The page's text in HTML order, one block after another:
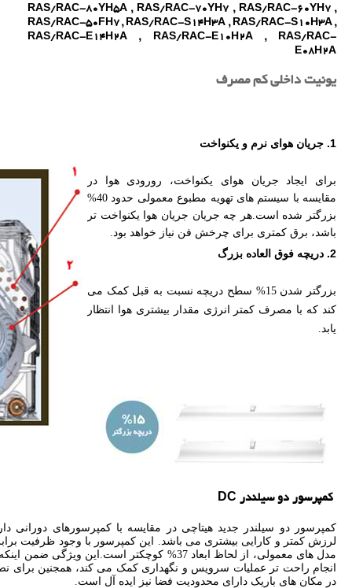
RAS/RAC-80YH5A , RAS/RAC-70YH7 , RAS/RAC-60YH7 ,
RAS/RAC-50FH7 , RAS/RAC-S14H3A , RAS/RAC-S10H3A ,
RAS/RAC-E14H2A , RAS/RAC-E10H2A , RAS/RAC-
E08H2A
یونیت داخلی کم مصرف
1. جریان هوای نرم و یکنواخت
برای ایجاد جریان هوای یکنواخت، رورودی هوا در
مقایسه با سیستم های تهویه مطبوع معمولی حدود 40%
بزرگتر شده است.هر چه جریان جریان هوا یکنواخت تر
باشد، برق کمتری برای چرخش فن نیاز خواهد بود.
2. دریچه فوق العاده بزرگ
بزرگتر شدن 15% سطح دریچه نسبت به قبل کمک می
کند که با مصرف کمتر انرژی مقدار بیشتری هوا انتظار
یابد.
کمپرسور دو سیلندر DC
کمپرسور دو سیلندر جدید هیتاچی در مقایسه با کمپرسورهای دورانی
لرزش کمتر و کارایی بیشتری می باشد. این کمپرسور با وجود ظرفیت
مدل های معمولی، از لحاظ ابعاد 37% کوچکتر است.این ویژگی ضمن
انجام راحت تر عملیات سرویس و نگهداری کمک می کند، همجنین برای
در مکان های باریک دارای محدودیت فضا نیز ایده آل است.